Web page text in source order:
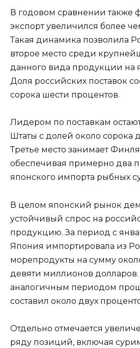
В годовом сравнении также
экспорт увеличился более
Такая динамика позволила
второе место среди
данного вида продукции на
Доля российских поставок
сорока шести процентов.
Лидером по поставкам
Штаты с долей около сорока
Третье место занимает
обеспечивая примерно два
японского импорта рыбных
В целом японский рынок
устойчивый спрос на
продукцию. За период с
Япония импортировала из
морепродукты на сумму
девяти миллионов
аналогичным периодом
составил около двух
Отдельно отмечается
ряду позиций, включая